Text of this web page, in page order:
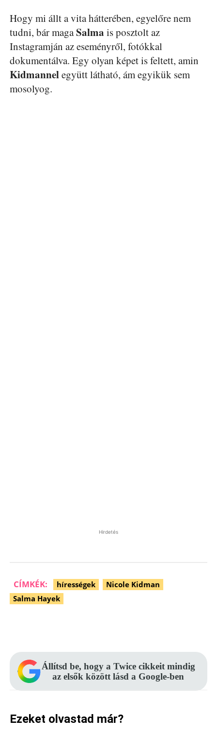
Hogy mi állt a vita hátterében, egyelőre nem
tudni, bár magaSalma is posztolt az
Instagramján az eseményről, fotókkal
dokumentálva. Egy olyan képet is feltett, amin
Kidmannelegyütt látható, ám egyikük sem
mosolyog.
Hirdetés
CÍMKÉK: hírességek
Nicole Kidman
Salma Hayek
Állítsd be, hogy a Twice cikkeit mindig
az elsők között lásd a Google-ben
Ezeket olvastad már?